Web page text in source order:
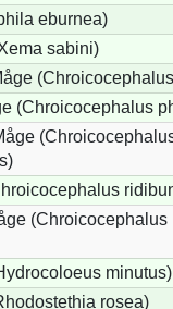
eburnea)
sabini)
(Chroicocephalus
(Chroicocephalus
minutus)
rosea)